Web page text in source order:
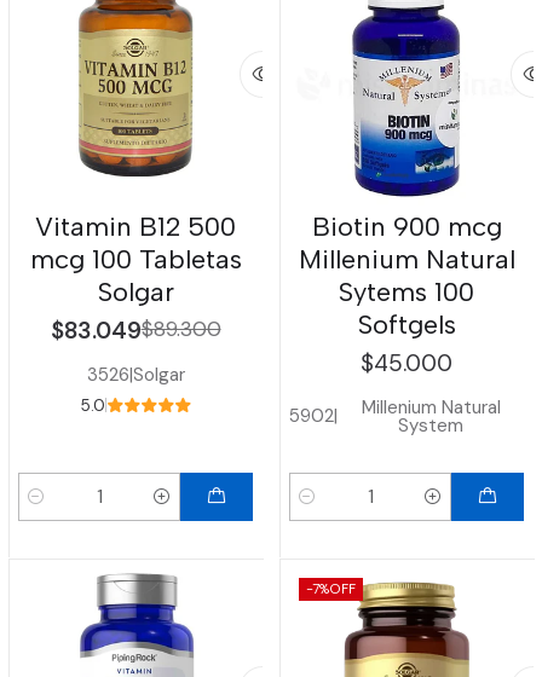
Vitamin B12 500
mcg 100 Tabletas
Solgar
$83.049$89.300
3526|Solgar
5.0
Cantidad
Biotin 900 mcg
Millenium Natural
Sytems 100
Softgels
$45.000
5902| Millenium Natural
System
Cantidad
-7%OFF